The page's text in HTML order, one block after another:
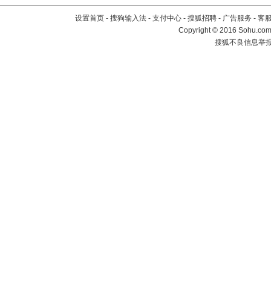
设置首页 - 搜狗输入法 - 支付中心 - 搜狐招聘 - 广告服务 - 客
Copyright©2016
搜狐不良信息举